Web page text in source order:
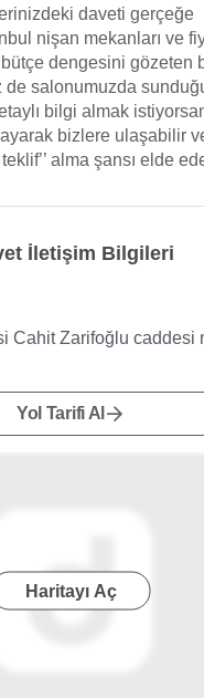
daveti gerçeğe
nişan mekanları ve
dengesini gözeten
de salonumuzda
bilgi almak
bizlere ulaşabilir
alma şansı elde
İletişim Bilgileri
Cahit Zarifoğlu caddesi
Yol Tarifi Al
Haritayı Aç